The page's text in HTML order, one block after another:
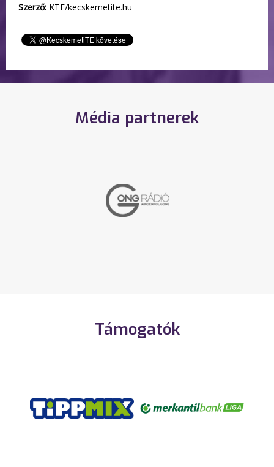
Szerző: KTE/kecskemetite.hu
Média partnerek
Támogatók